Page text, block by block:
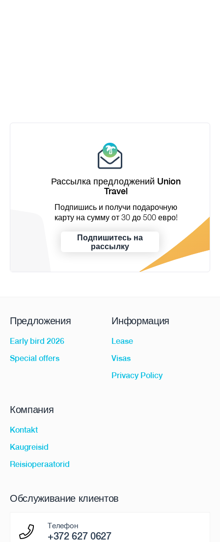
Рассылка предлоджений Union
Travel
Подпишись и получи подарочную
карту на сумму от 30 до 500 евро!
Подпишитесь на
рассылку
Предложения
Early bird 2026
Special offers
Информация
Lease
Visas
Privacy Policy
Компания
Kontakt
Kaugreisid
Reisioperaatorid
Обслуживание клиентов
Телефон
+372 627 0627